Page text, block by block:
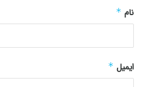
نام *
ایمیل *